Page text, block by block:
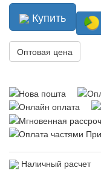
Купить
Оптовая цена
Наличный расчет